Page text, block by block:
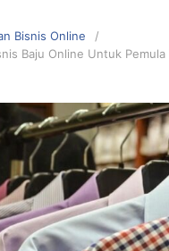
Bisnis Online
Baju Online Untuk Pemula